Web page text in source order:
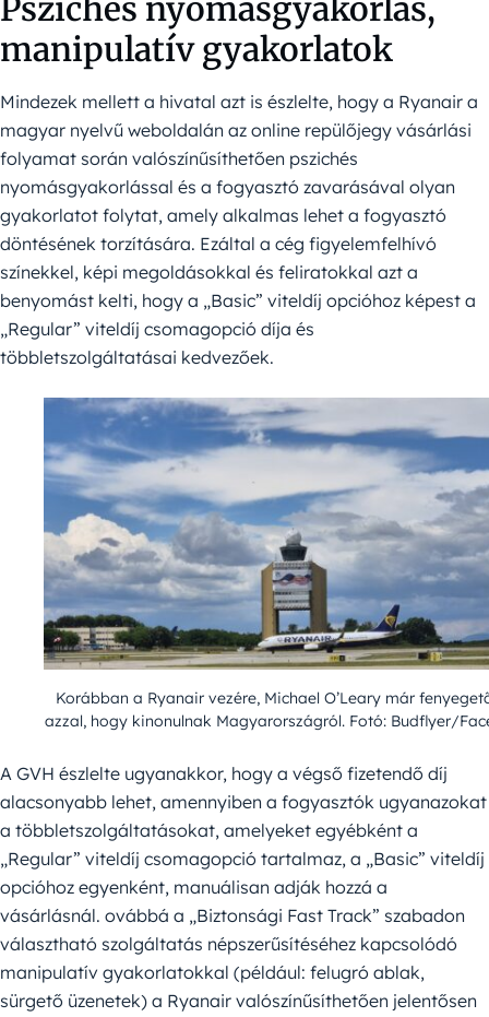
Pszichés nyomásgyakorlás,
manipulatív gyakorlatok
Mindezek mellett a hivatal azt is észlelte, hogy a Ryanair a
magyar nyelvű weboldalán az online repülőjegy vásárlási
folyamat során valószínűsíthetően pszichés
nyomásgyakorlással és a fogyasztó zavarásával olyan
gyakorlatot folytat, amely alkalmas lehet a fogyasztó
döntésének torzítására. Ezáltal a cég figyelemfelhívó
színekkel, képi megoldásokkal és feliratokkal azt a
benyomást kelti, hogy a „Basic” viteldíj opcióhoz képest a
„Regular” viteldíj csomagopció díja és
többletszolgáltatásai kedvezőek.
Korábban a Ryanair vezére, Michael O’Leary már
azzal, hogy kinonulnak Magyarországról. Fotó: Budflyer/
A GVH észlelte ugyanakkor, hogy a végső fizetendő díj
alacsonyabb lehet, amennyiben a fogyasztók ugyanazokat
a többletszolgáltatásokat, amelyeket egyébként a
„Regular” viteldíj csomagopció tartalmaz, a „Basic” viteldíj
opcióhoz egyenként, manuálisan adják hozzá a
vásárlásnál. ovábbá a „Biztonsági Fast Track” szabadon
választható szolgáltatás népszerűsítéséhez kapcsolódó
manipulatív gyakorlatokkal (például: felugró ablak,
sürgető üzenetek) a Ryanair valószínűsíthetően jelentősen